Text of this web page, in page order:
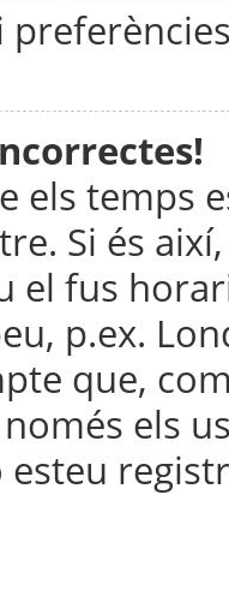
els temps
Si és
el fus
p.ex.
que,
els